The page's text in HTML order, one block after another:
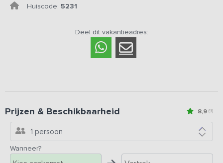
Huiscode: 5231
Deel dit vakantieadres:
8,9 (9)
Prijzen & Beschikbaarheid
1 persoon
Wanneer?